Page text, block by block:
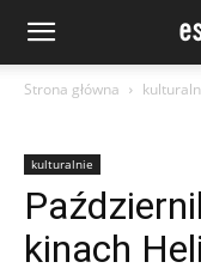
Strona główna
kulturalnie
kinach